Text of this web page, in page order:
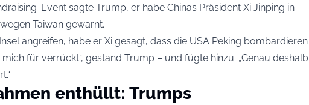
Event sagte Trump, er habe Chinas Präsident Xi Jinping in
Taiwan gewarnt.
angreifen, habe er Xi gesagt, dass die USA Peking bombardieren
mich für verrückt“, gestand Trump – und fügte hinzu: „Genau deshalb
enthüllt: Trumps